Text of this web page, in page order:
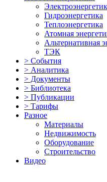
Гидроэнергетика
Теплоэнергетика
Атомная
Альтернативная
ТЭК
> События
> Аналитика
> Документы
> Библиотека
> Публикации
> Тарифы
Разное
Материалы
Недвижимость
Оборудование
Строительство
Видео